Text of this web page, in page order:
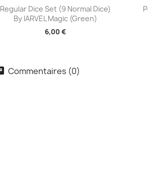
Aperçu rapide
Regular Dice Set (9 Normal Dice)
By IARVEL Magic (Green)
6,00 €
Commentaires (0)